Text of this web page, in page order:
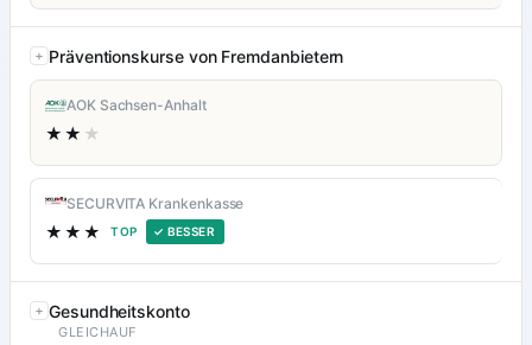
Präventionskurse von Fremdanbietern
AOK Sachsen-Anhalt
★★ ★
SECURVITA Krankenkasse
★★★ TOP ✓ BESSER
Gesundheitskonto
GLEICHAUF